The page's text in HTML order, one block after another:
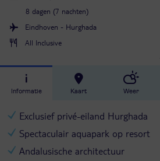
8 dagen (7 nachten)
Eindhoven - Hurghada
All Inclusive
Informatie Kaart Weer
Exclusief privé-eiland Hurghada
Spectaculair aquapark op resort
Andalusische architectuur